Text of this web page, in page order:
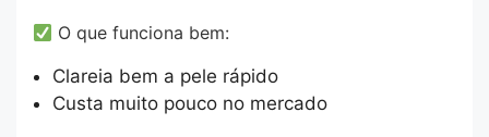
O que funciona bem:
Clareia bem a pele rápido
Custa muito pouco no mercado